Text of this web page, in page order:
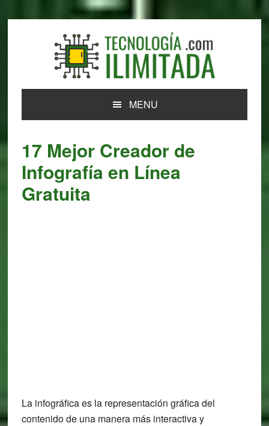
MENU
17 Mejor Creador de
Infografía en Línea
Gratuita
La infográfica es la representación gráfica del
contenido de una manera más interactiva y